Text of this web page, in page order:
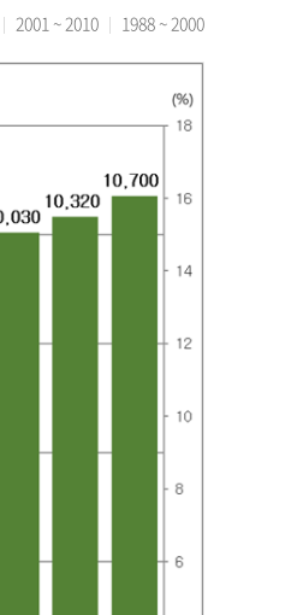
2001 ~ 2010 1988 ~ 2000